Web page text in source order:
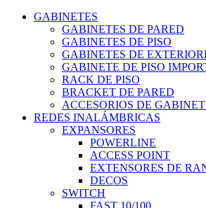
GABINETES
GABINETES DE PARED
GABINETES DE PISO
GABINETES DE
GABINETE DE PISO
RACK DE PISO
BRACKET DE PARED
ACCESORIOS DE
REDES INALÁMBRICAS
EXPANSORES
POWERLINE
ACCESS POINT
EXTENSORES DE
DECOS
SWITCH